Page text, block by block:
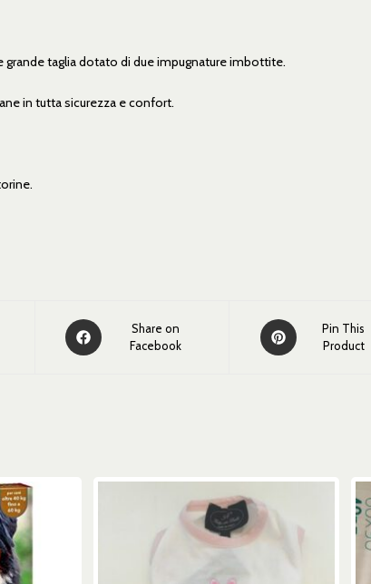
grande taglia dotato di due impugnature imbottite.
in tutta sicurezza e confort.
Share on
Facebook
Pin This
Product